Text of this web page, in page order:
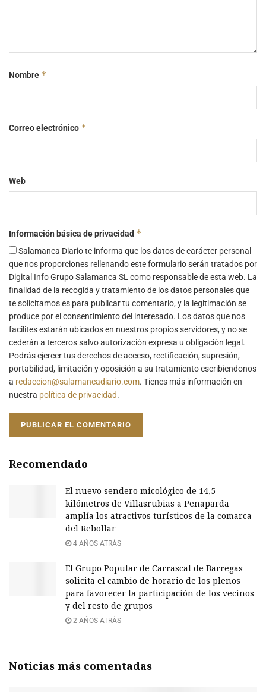
Nombre *
Correo electrónico *
Web
Información básica de privacidad *
Salamanca Diario te informa que los datos de carácter personal
que nos proporciones rellenando este formulario serán tratados por
Digital Info Grupo Salamanca SL como responsable de esta web. La
finalidad de la recogida y tratamiento de los datos personales que
te solicitamos es para publicar tu comentario, y la legitimación se
produce por el consentimiento del interesado. Los datos que nos
facilites estarán ubicados en nuestros propios servidores, y no se
cederán a terceros salvo autorización expresa u obligación legal.
Podrás ejercer tus derechos de acceso, rectificación, supresión,
portabilidad, limitación y oposición a su tratamiento escribiendonos
a redaccion@salamancadiario.com. Tienes más información en
nuestra política de privacidad.
Recomendado
El nuevo sendero micológico de 14,5
kilómetros de Villasrubias a Peñaparda
amplía los atractivos turísticos de la comarca
del Rebollar
4 AÑOS ATRÁS
El Grupo Popular de Carrascal de Barregas
solicita el cambio de horario de los plenos
para favorecer la participación de los vecinos
y del resto de grupos
2 AÑOS ATRÁS
Noticias más comentadas